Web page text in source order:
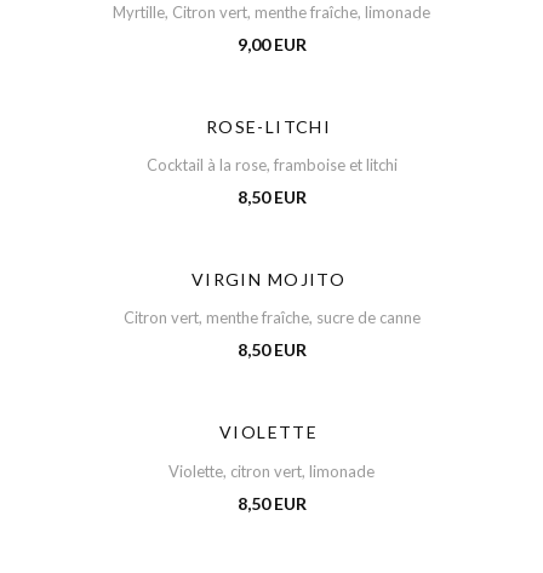
Myrtille, Citron vert, menthe fraîche, limonade
9,00 EUR
ROSE-LITCHI
Cocktail à la rose, framboise et litchi
8,50 EUR
VIRGIN MOJITO
Citron vert, menthe fraîche, sucre de canne
8,50 EUR
VIOLETTE
Violette, citron vert, limonade
8,50 EUR